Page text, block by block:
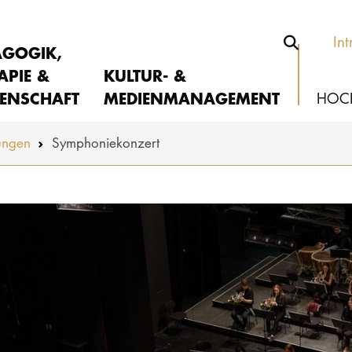
&
KULTUR- &
MEDIENMANAGEMENT
Symphoniekonzert